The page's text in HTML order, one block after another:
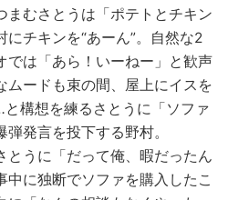
むさとうは「ポテトとチキン
チキンを“あーん”。自然な2
では「あら！いーねー」と歓声
ムードも束の間、屋上にイスを
構想を練るさとうに「ソファ
発言を投下する野村。
とうに「だって俺、暇だったん
中に独断でソファを購入したこ